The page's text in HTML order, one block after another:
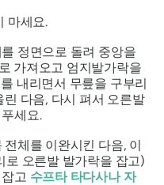
마세요.
정면으로 돌려 중앙을
가져오고 엄지발가락을
내리면서 무릎을 구부리
다음, 다시 펴서 오른발
세요.
전체를 이완시킨 다음, 이
로 오른발 발가락을 잡고)
고 수프타 타다사나 자